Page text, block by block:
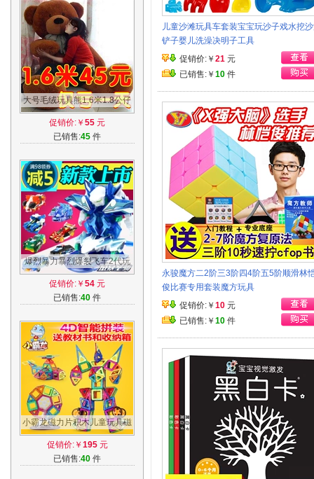
大号毛绒玩具熊1.6米1.8公仔
2布娃娃大熊泰迪熊生日礼物
女送女友
促销价:￥ 55 元
已销售:45 件
爆烈暴力暴烈爆裂飞车2代玩
具套装正版晶片3星能觉醒男
孩风暴圣骑
促销价:￥ 54 元
已销售:40 件
小霸龙磁力片积木儿童玩具磁
铁磁性1-2-3-6-8-10周岁男孩
女孩益智
促销价:￥ 195元
已销售:40 件
儿童沙滩玩具车套装宝宝玩沙子戏水挖
铲子婴儿洗澡决明子工具
促销价:￥ 21 元
已销售:￥ 10 件
永骏魔方二2阶三3阶四4阶五5阶顺滑林
俊比赛专用套装魔方玩具
促销价:￥ 10 元
已销售:￥ 10 件